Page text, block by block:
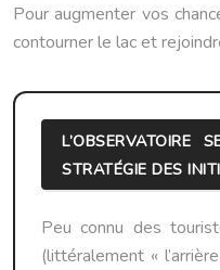
Pour augmenter vos
contourner le lac et
L’OBSERVATOIRE
STRATÉGIE DES
Peu connu des
(littéralement «